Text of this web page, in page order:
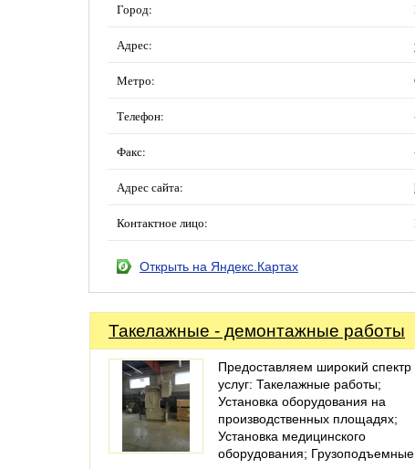
Город:
Адрес:
Метро:
Телефон:
Факс:
Адрес сайта:
Контактное лицо:
Открыть на Яндекс.Картах
Такелажные - демонтажные работы
Предоставляем широкий спектр
услуг: Такелажные работы;
Установка оборудования на
производственных площадях;
Установка медицинского
оборудования;